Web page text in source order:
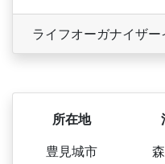
ライフオーガナイザー
所在地
豊見城市